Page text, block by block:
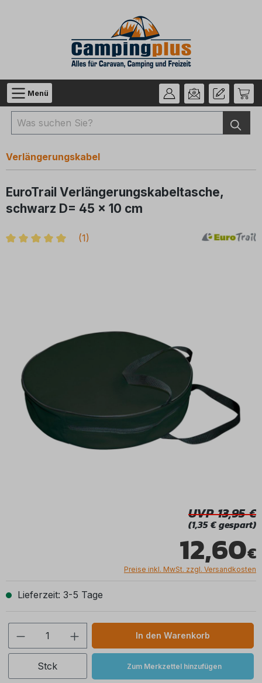
Zum Hauptinhalt springen
Menü
Verlängerungskabel
EuroTrail Verlängerungskabeltasche,
schwarz D= 45 x 10 cm
(1)
12,60
UVP 13,95
(1,35 € gespart)
Preise inkl. MwSt. zzgl. Versandkosten
Lieferzeit: 3-5 Tage
Produkt Anzahl: Gib den gewünschten
In den Warenkorb
Stck Zum Merkzettel hinzufügen